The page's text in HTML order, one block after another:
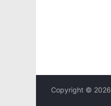
Copyright © 2026